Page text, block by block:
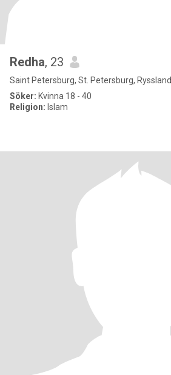
Redha, 23
Saint Petersburg, St. Petersburg, Ryssland
Söker: Kvinna 18 - 40
Religion: Islam